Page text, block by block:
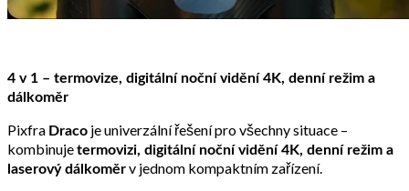
4 v 1 – termovize, digitální noční vidění 4K, denní režim a
dálkoměr
Pixfra Draco je univerzální řešení pro všechny situace –
kombinujetermovizi, digitální noční vidění 4K, denní režim a
laserový dálkoměrv jednom kompaktním zařízení.